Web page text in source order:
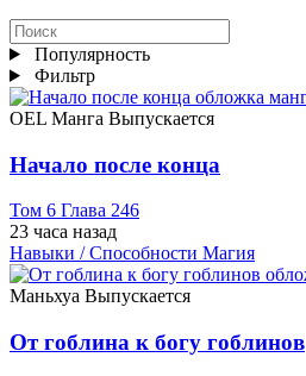
Популярность
Фильтр
OEL Манга Выпускается
Начало после конца
Том 6 Глава 246
23 часа назад
Навыки / Способности Магия
Маньхуа Выпускается
От гоблина к богу гоблинов